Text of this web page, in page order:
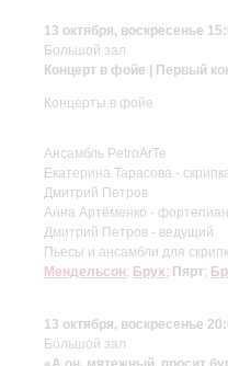
13 октября, воскресенье
Большой зал
Концерт в фойе | Первый
Концерты в фойе
Ансамбль PetroArTe
Екатерина Тарасова -
Дмитрий Петров
Анна Артёменко -
Дмитрий Петров - ведущий
Пьесы и ансамбли для
Мендельсон; Брух; Пярт;
13 октября, воскресенье
Большой зал